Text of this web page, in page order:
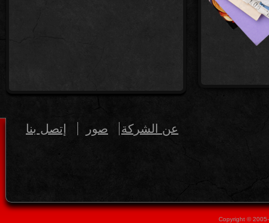
عن الشركة صور إتصل بنا
Copyright ©